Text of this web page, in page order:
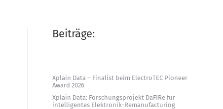
Beiträge:
Xplain Data – Finalist beim ElectroTEC Pioneer
Award 2026
Xplain Data: Forschungsprojekt DaFIRe für
intelligentes Elektronik-Remanufacturing